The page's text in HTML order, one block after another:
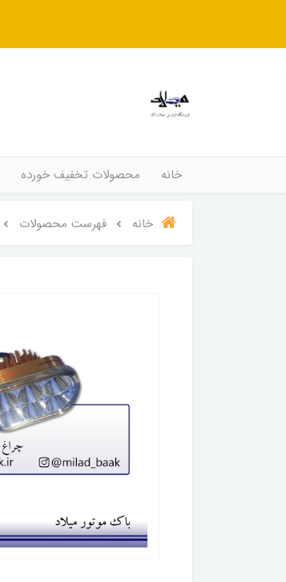
خانه محصولات تخفیف خورده
خانه فهرست محصولات